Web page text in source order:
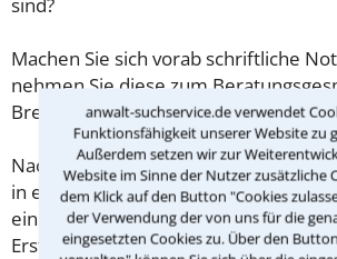
anwalt-suchservice.de verwendet
Funktionsfähigkeit unserer Website zu
Außerdem setzen wir zur
Website im Sinne der Nutzer zusätzliche
dem Klick auf den Button "Cookies
der Verwendung der von uns für die
eingesetzten Cookies zu. Über den
Machen Sie sich vorab schriftliche
nehmen Sie diese zum
Breisig mit.
Nachdem Sie über das
in einer Kanzlei angefordert haben,
eine Checkliste zur Verfügung, mit
Erstgespräch ausreichend